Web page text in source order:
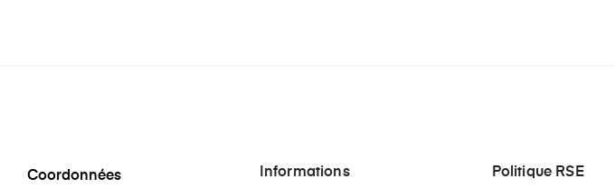
Coordonnées Informations Politique RSE